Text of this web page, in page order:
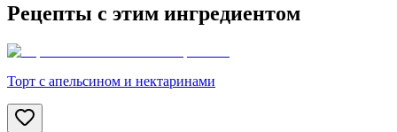
Рецепты с этим ингредиентом
Торт с апельсином и нектаринами